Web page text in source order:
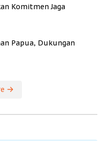
Komitmen Jaga
Papua, Dukungan